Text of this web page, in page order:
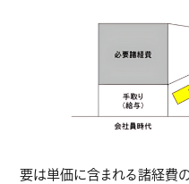
要は単価に含まれる諸経費の